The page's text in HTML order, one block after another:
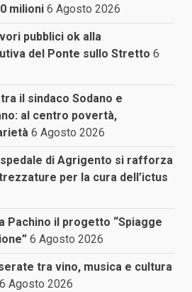
milioni 6 Agosto 2026
pubblici ok alla
del Ponte sullo Stretto 6
il sindaco Sodano e
al centro povertà,
6 Agosto 2026
di Agrigento si rafforza
per la cura dell’ictus
Pachino il progetto “Spiagge
6 Agosto 2026
tra vino, musica e cultura
6 Agosto 2026